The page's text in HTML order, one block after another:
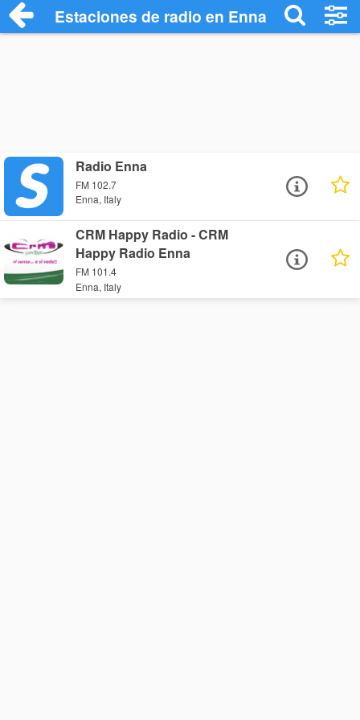
Estaciones de radio en Enna - Escuchar
Radio Enna
FM 102.7
Enna, Italy
CRM Happy Radio - CRM
Happy Radio Enna
FM 101.4
Enna, Italy